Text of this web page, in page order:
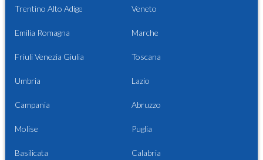
Trentino Alto Adige Veneto
Emilia Romagna Marche
Friuli Venezia Giulia Toscana
Umbria Lazio
Campania Abruzzo
Molise Puglia
Basilicata Calabria